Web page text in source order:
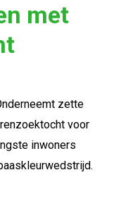
met
zette
voor
inwoners